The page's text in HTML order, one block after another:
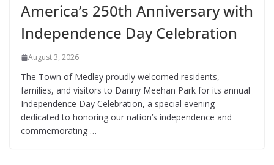
America’s 250th Anniversary with
Independence Day Celebration
August 3, 2026
The Town of Medley proudly welcomed residents,
families, and visitors to Danny Meehan Park for its annual
Independence Day Celebration, a special evening
dedicated to honoring our nation’s independence and
commemorating …